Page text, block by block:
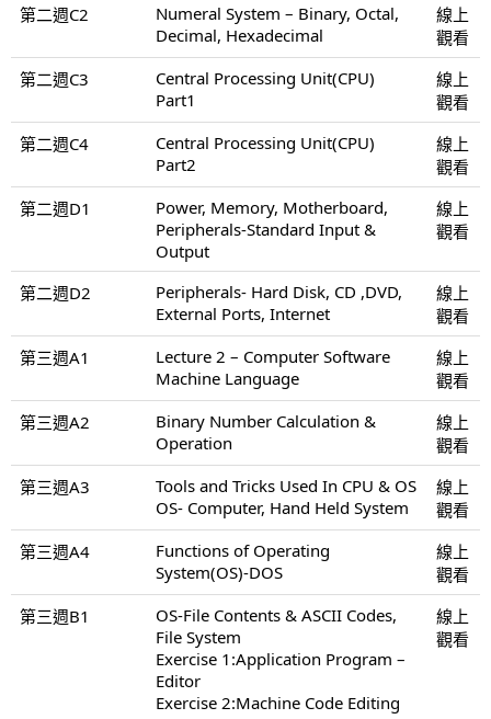
第二週C2
Numeral System – Binary, Octal,
Decimal, Hexadecimal
線上
觀看
第二週C3
Central Processing Unit(CPU)
Part1
線上
觀看
第二週C4
Central Processing Unit(CPU)
Part2
線上
觀看
第二週D1
Power, Memory, Motherboard,
Peripherals-Standard Input &
Output
線上
觀看
第二週D2
Peripherals- Hard Disk, CD ,DVD,
External Ports, Internet
線上
觀看
第三週A1
Lecture 2 – Computer Software
Machine Language
線上
觀看
第三週A2
Binary Number Calculation &
Operation
線上
觀看
第三週A3
Tools and Tricks Used In CPU & OS
OS- Computer, Hand Held System
線上
觀看
第三週A4
Functions of Operating
System(OS)-DOS
線上
觀看
第三週B1
OS-File Contents & ASCII Codes,
File System
Exercise 1:Application Program –
Editor
Exercise 2:Machine Code Editing
線上
觀看